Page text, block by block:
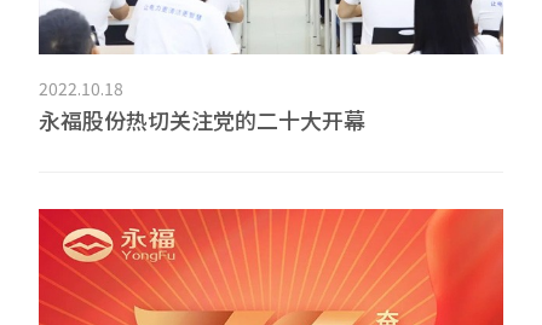
2022.10.18
永福股份热切关注党的二十大开幕